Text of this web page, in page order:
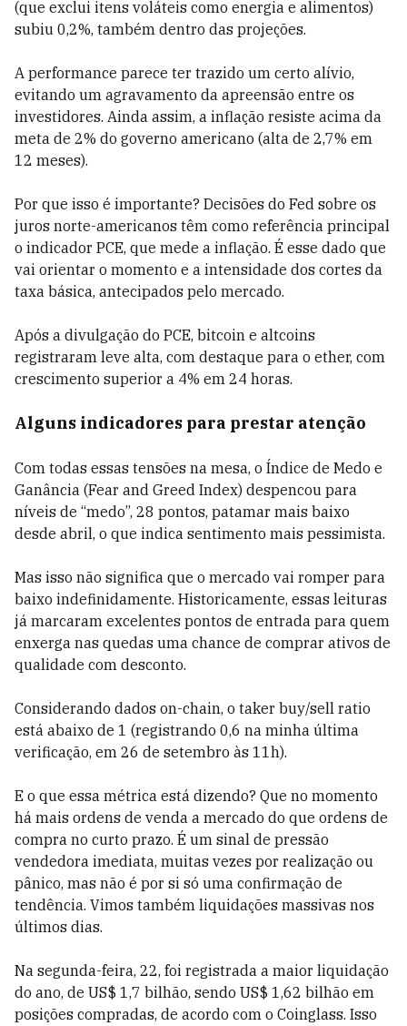
(que exclui itens voláteis como energia e alimentos)
subiu 0,2%, também dentro das projeções.
A performance parece ter trazido um certo alívio,
evitando um agravamento da apreensão entre os
investidores. Ainda assim, a inflação resiste acima da
meta de 2% do governo americano (alta de 2,7% em
12 meses).
Por que isso é importante? Decisões do Fed sobre os
juros norte-americanos têm como referência principal
o indicador PCE, que mede a inflação. É esse dado que
vai orientar o momento e a intensidade dos cortes da
taxa básica, antecipados pelo mercado.
Após a divulgação do PCE, bitcoin e altcoins
registraram leve alta, com destaque para o ether, com
crescimento superior a 4% em 24 horas.
Alguns indicadores para prestar atenção
Com todas essas tensões na mesa, o Índice de Medo e
Ganância (Fear and Greed Index) despencou para
níveis de “medo”, 28 pontos, patamar mais baixo
desde abril, o que indica sentimento mais pessimista.
Mas isso não significa que o mercado vai romper para
baixo indefinidamente. Historicamente, essas leituras
já marcaram excelentes pontos de entrada para quem
enxerga nas quedas uma chance de comprar ativos de
qualidade com desconto.
Considerando dados on-chain, o taker buy/sell ratio
está abaixo de 1 (registrando 0,6 na minha última
verificação, em 26 de setembro às 11h).
E o que essa métrica está dizendo? Que no momento
há mais ordens de venda a mercado do que ordens de
compra no curto prazo. É um sinal de pressão
vendedora imediata, muitas vezes por realização ou
pânico, mas não é por si só uma confirmação de
tendência. Vimos também liquidações massivas nos
últimos dias.
Na segunda-feira, 22, foi registrada a maior liquidação
do ano, de US$ 1,7 bilhão, sendo US$ 1,62 bilhão em
posições compradas, de acordo com o Coinglass. Isso